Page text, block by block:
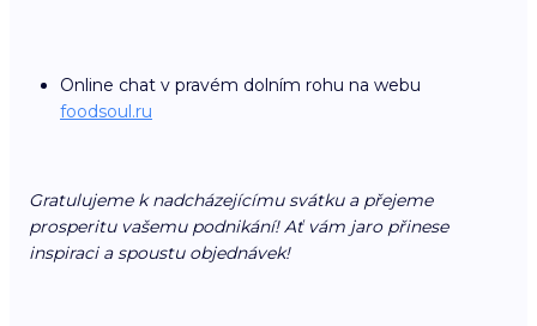
Online chat v pravém dolním rohu na webu
foodsoul.ru
Gratulujeme k nadcházejícímu svátku a přejeme
prosperitu vašemu podnikání! Ať vám jaro přinese
inspiraci a spoustu objednávek!